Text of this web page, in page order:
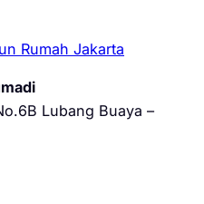
Rumah Jakarta
Lubang Buaya –